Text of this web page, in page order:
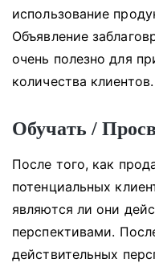
использование
Объявление
очень полезно для
количества клиентов.
Обучать /
После того, как
потенциальных
являются ли они
перспективами.
действительных